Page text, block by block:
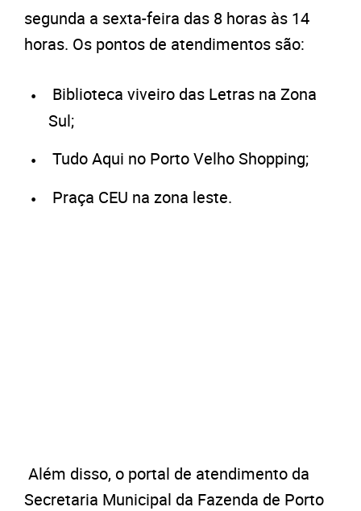
segunda a sexta-feira das 8 horas às 14
horas. Os pontos de atendimentos são:
Biblioteca viveiro das Letras na Zona
Sul;
Tudo Aqui no Porto Velho Shopping;
Praça CEU na zona leste.
Além disso, o portal de atendimento da
Secretaria Municipal da Fazenda de Porto